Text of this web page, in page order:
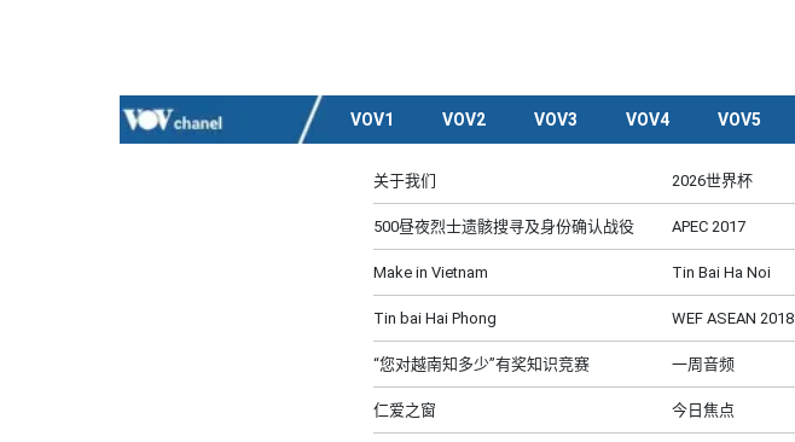
VOV1 VOV2 VOV3 VOV4 VOV5
关于我们 2026世界杯
500昼夜烈士遗骸搜寻及身份确认战役 APEC 2017
Make in Vietnam Tin Bai Ha Noi
Tin bai Hai Phong WEF ASEAN 2018
“您对越南知多少”有奖知识竞赛 一周音频
仁爱之窗 今日焦点